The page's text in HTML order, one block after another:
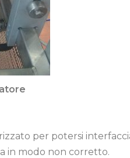
per potersi
in modo non corretto.